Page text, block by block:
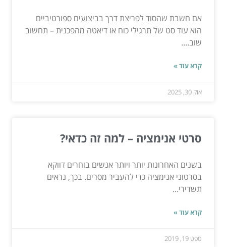
אם חשבת שהסוד לפריצת דרך בביצועים ספורטיביים
הוא עוד סט של תרגילי כוח או דיאטה מהפכנית – תחשוב
שוב....
קרא עוד »
אוק 30, 2025
סרטי אנימציה – למה זה כדאי?
בשנים האחרונות יותר ויותר אנשים בוחרים דווקא
בסרטוני אנימציה כדי להעביר מסרים. בכך, נראים
תשדירי...
קרא עוד »
ספט 19, 2019